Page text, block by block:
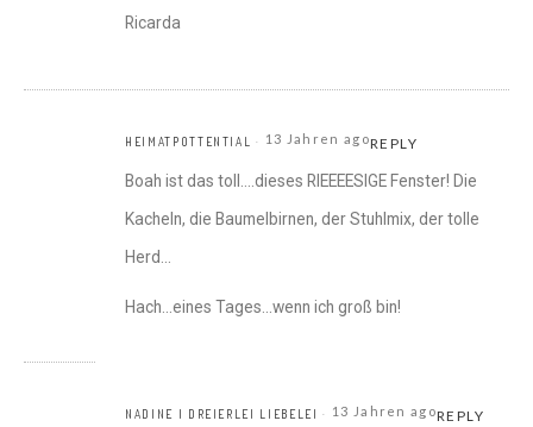
Ricarda
HEIMATPOTTENTIAL 13 Jahren agoREPLY
Boah ist das toll….dieses RIEEEESIGE Fenster! Die
Kacheln, die Baumelbirnen, der Stuhlmix, der tolle
Herd…
Hach…eines Tages…wenn ich groß bin!
NADINE I DREIERLEI LIEBELEI 13 Jahren agoREPLY